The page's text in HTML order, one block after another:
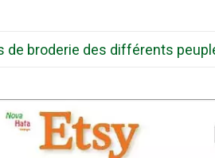
de broderie des différents